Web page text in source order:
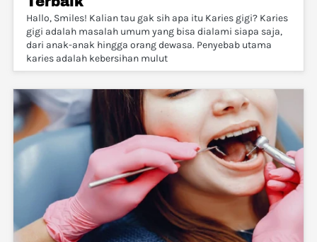
Hallo, Smiles! Kalian tau gak sih apa itu Karies gigi? Karies
gigi adalah masalah umum yang bisa dialami siapa saja,
dari anak-anak hingga orang dewasa. Penyebab utama
karies adalah kebersihan mulut